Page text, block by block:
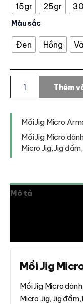
15gr 25gr
Màu sắc
Đen Hồng
Micro
Arma
Radico
lượng
Thêm
Mồi Jig Micro
Mồi Jig Micro
Micro Jig, Jig
Mô tả
Mồi Jig
Mồi Jig Micro
Micro Jig, Jig